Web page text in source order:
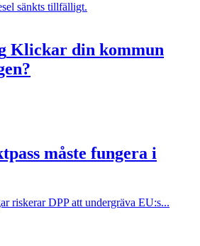
sänkts tillfälligt.
Klickar din kommun
måste fungera i
riskerar DPP att undergräva EU:s...